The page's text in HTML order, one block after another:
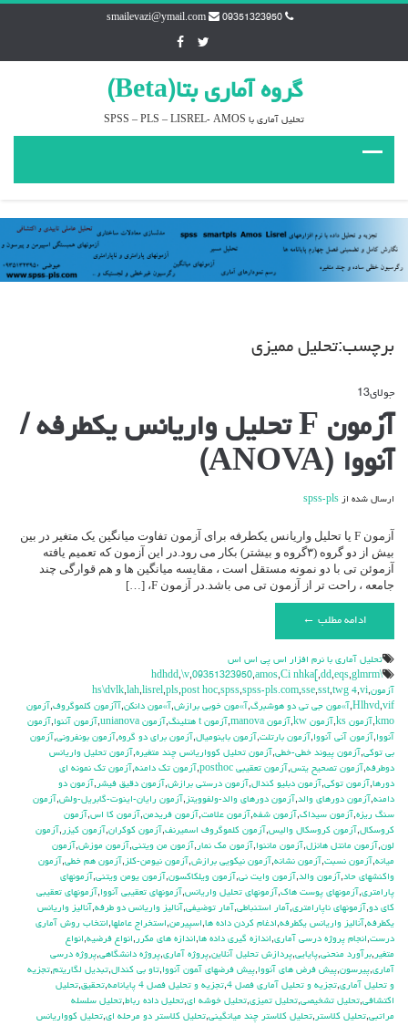
09351323950
smailevazi@ymail.com
گروه آماري بتا(Beta)
تحليل آماري با SPSS – PLS – LISREL- AMOS
برچسب:تحليل مميزي
جولای13
آزمون
تحلیل
واریانس
/
آزمون F تحلیل واریانس یکطرفه /
آنووا (ANOVA)
ارسال شده از spss-pls
آزمون F یا تحلیل واریانس یکطرفه برای آزمون تفاوت میانگین یک متغیر در بین
بیش از دو گروه (۳گروه و بیشتر) بکار می رود.در این آزمون که تعمیم یافته
آزموئن تی با دو نمونه مستقل است ، مقایسه میانگین ها و هم قوارگی چند
جامعه ، راحت تر از آزمون تی می باشد.در آزمون F، […]
ادامه مطلب ←
تحليل آماري با نرم افزار اس پي اس اس
\hdhdd
,\v,09351323950,amos,Ci nhka[ ,dd,eqs,glmrm
آزمون,
hs\dvlk,lah,lisrel,pls,post hoc,spss,spss-pls.com,sse,sst,twg 4,vi
Hlhvd,vif
,آ»مون جي تي دو هوشبرگ,آ»مون خوبي برازش,آ»مون دانكن,آآزمون كلموگروف,آزمون
kmo
,آزمون ks ,آزمون kw ,آزمون manova ,آزمون t هتلينگ ,آزمون unianova ,آزمون آننوا,آزمون
آنووا,آزمون آني آنووا,آزمون بارتلت,آزمون باينوميال,آزمون براي دو گروه,آزمون بونفروني,آزمون
بي توكي,آزمون پيوند خطي-خطي,آزمون تحليل كوواريانس چند متغيره,آزمون تحليل واريانس
دوطرفه,آزمون تصحيح يتس,آزمون تعقيبي posthoc ,آزمون تك دامنه,آزمون تك نمونه اي
دورها,آزمون توكي,آزمون دبليو كندال,آزمون درستي برازش,آزمون دقيق فيشر ,آزمون دو
دامنه,آزمون دورهاي والد,آزمون دورهاي والد-ولفوويتز ,آزمون رايان-اينوت-گابريل-ولش,آزمون
سنگ ريزه,آزمون سيداك,آزمون شفه,آزمون علامت,آزمون فريدمن,آزمون كا اس,آزمون
كروسكال,آزمون كروسكال واليس,آزمون كلموگروف اسميرنف,آزمون كوكران,آزمون كيزر ,آزمون
لون,آزمون مانتل هانزل,آزمون ماننوا,آزمون مك نمار ,آزمون من ويتني,آزمون موزش,آزمون
ميانه,آزمون نسبت,آزمون نشانه,آزمون نيكويي برازش,آزمون نيومن-كلز ,آزمون هم خطي,آزمون
واكنشهاي حاد,آزمون والد,آزمون وايت ني,آزمون ويلكاكسون,آزمون يومن ويتني,آزمونهاي
پارامتري,آزمونهاي پوست هاك,آزمونهاي تحليل واريانس,آزمونهاي تعقيبي آنووا,آزمونهاي تعقيبي
كاي دو,آزمونهاي ناپارامتري,آمار استنباطي,آمار توضيفي,آناليز واريانس دو طرفه,آناليز واريانس
يكطرفه,آناليز واريانس يکطرفه,ادغام كردن داده ها,اسپيرمن,استخراج عاملها,انتخاب روش آماري
درست,انجام پروژه درسي آماري,اندازه گيري داده ها,اندازه هاي مكرر ,انواع فرضيه,انواع
متغير ,برآورد منحني,پايايي,پردازش تحليل آنلاين,پروژه آماري,پروژه دانشگاهي,پروژه درسي
آماري,پيرسون,پيش فرض هاي آنووا,پيش فرضهاي آ‍مون آنووا,تاو بي کندال,تبديل لگاريتم,تجزيه
و تحليل آماري,تجزيه و تحليل آماري فصل 4 ,تجزيه و تحليل فصل 4 پايانامه ,تحقيق,تحليل
اكتشافي,تحليل تشخيصي,تحليل تميزي,تحليل خوشه اي,تحليل داده رباط,تحليل سلسله
مراتبي,تحليل كلاستر ,تحليل كلاستر چند ميانگيني,تحليل كلاستر دو مرحله اي,تحليل كوواريانس